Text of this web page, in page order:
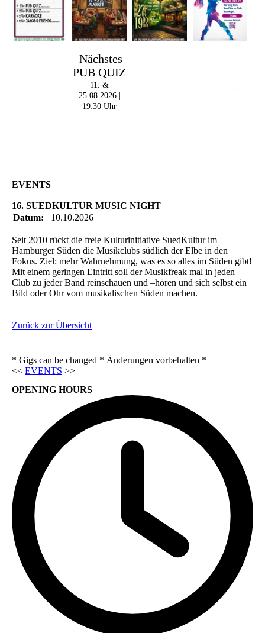
Nächstes
PUB QUIZ
11. &
25.08.2026 |
19:30 Uhr
EVENTS
16. SUEDKULTUR MUSIC NIGHT
Datum:
10.10.2026
Seit 2010 rückt die freie Kulturinitiative SuedKultur im
Hamburger Süden die Musikclubs südlich der Elbe in den
Fokus. Ziel: mehr Wahrnehmung, was es so alles im Süden gibt!
Mit einem geringen Eintritt soll der Musikfreak mal in jeden
Club zu jeder Band reinschauen und –hören und sich selbst ein
Bild oder Ohr vom musikalischen Süden machen.
Zurück zur Übersicht
* Gigs can be changed * Änderungen vorbehalten *
<< EVENTS >>
OPENING HOURS